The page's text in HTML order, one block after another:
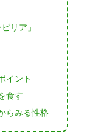
リア」
イント
食す
らみる性格